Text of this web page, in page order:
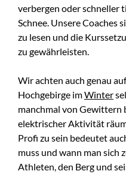
verbergen oder schneller
Schnee. Unsere Coaches
zu lesen und die
zu gewährleisten.
Wir achten auch genau
Hochgebirge imWinter
manchmal von Gewittern
elektrischer Aktivität
Profi zu sein bedeutet
muss und wann man sich
Athleten, den Berg und